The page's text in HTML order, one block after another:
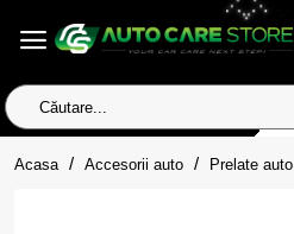
Căutare...
Acasa homeAccesorii auto Prelate auto